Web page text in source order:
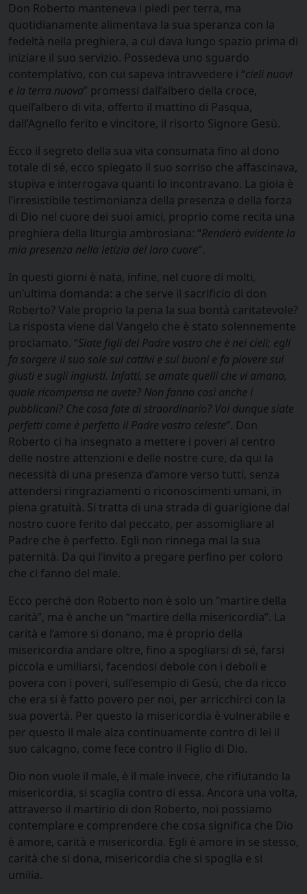
Don Roberto manteneva i piedi per terra, ma
quotidianamente alimentava la sua speranza con la
fedeltà nella preghiera, a cui dava lungo spazio prima di
iniziare il suo servizio. Possedeva uno sguardo
contemplativo, con cui sapeva intravvedere i “cieli nuovi
e la terra nuova” promessi dall’albero della croce,
quell’albero di vita, offerto il mattino di Pasqua,
dall’Agnello ferito e vincitore, il risorto Signore Gesù.
Ecco il segreto della sua vita consumata fino al dono
totale di sé, ecco spiegato il suo sorriso che affascinava,
stupiva e interrogava quanti lo incontravano. La gioia è
l’irresistibile testimonianza della presenza e della forza
di Dio nel cuore dei suoi amici, proprio come recita una
preghiera della liturgia ambrosiana: “Renderò evidente la
mia presenza nella letizia del loro cuore“.
In questi giorni è nata, infine, nel cuore di molti,
un’ultima domanda: a che serve il sacrificio di don
Roberto? Vale proprio la pena la sua bontà caritatevole?
La risposta viene dal Vangelo che è stato solennemente
proclamato. “Siate figli del Padre vostro che è nei cieli; egli
fa sorgere il suo sole sui cattivi e sui buoni e fa piovere sui
giusti e sugli ingiusti. Infatti, se amate quelli che vi amano,
quale ricompensa ne avete? Non fanno così anche i
pubblicani? Che cosa fate di straordinario? Voi dunque siate
perfetti come è perfetto il Padre vostro celeste”. Don
Roberto ci ha insegnato a mettere i poveri al centro
delle nostre attenzioni e delle nostre cure, da qui la
necessità di una presenza d’amore verso tutti, senza
attendersi ringraziamenti o riconoscimenti umani, in
piena gratuità. Si tratta di una strada di guarigione dal
nostro cuore ferito dal peccato, per assomigliare al
Padre che è perfetto. Egli non rinnega mai la sua
paternità. Da qui l’invito a pregare perfino per coloro
che ci fanno del male.
Ecco perché don Roberto non è solo un “martire della
carità”, ma è anche un “martire della misericordia”. La
carità e l’amore si donano, ma è proprio della
misericordia andare oltre, fino a spogliarsi di sé, farsi
piccola e umiliarsi, facendosi debole con i deboli e
povera con i poveri, sull’esempio di Gesù, che da ricco
che era si è fatto povero per noi, per arricchirci con la
sua povertà. Per questo la misericordia è vulnerabile e
per questo il male alza continuamente contro di lei il
suo calcagno, come fece contro il Figlio di Dio.
Dio non vuole il male, è il male invece, che rifiutando la
misericordia, si scaglia contro di essa. Ancora una volta,
attraverso il martirio di don Roberto, noi possiamo
contemplare e comprendere che cosa significa che Dio
è amore, carità e misericordia. Egli è amore in se stesso,
carità che si dona, misericordia che si spoglia e si
umilia.